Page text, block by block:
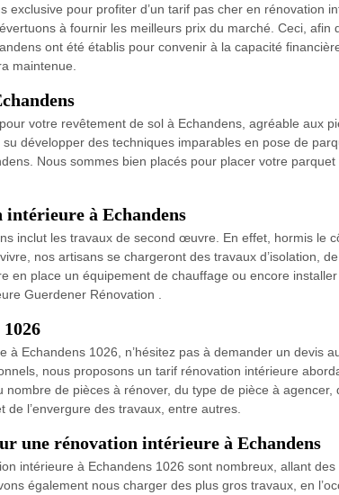
pour profiter d’un tarif pas cher en rénovation
à fournir les meilleurs prix du marché. Ceci, afin
ont été établis pour convenir à la capacité
maintenue.
votre revêtement de sol à Echandens, agréable aux
développer des techniques imparables en pose de
Nous sommes bien placés pour placer votre
à Echandens
inclut les travaux de second œuvre. En effet, hormis le
nos artisans se chargeront des travaux d’isolation,
en place un équipement de chauffage ou encore
Guerdener Rénovation .
Echandens 1026, n’hésitez pas à demander un devis
nous proposons un tarif rénovation intérieure
de pièces à rénover, du type de pièce à
l’envergure des travaux, entre autres.
une rénovation intérieure à Echandens
intérieure à Echandens 1026 sont nombreux, allant
également nous charger des plus gros travaux, en